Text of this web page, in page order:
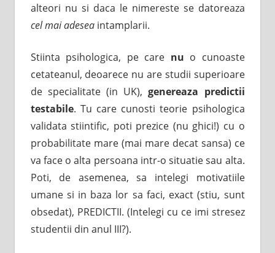
alteori nu si daca le nimereste se datoreaza
cel mai adeseaintamplarii.
Stiinta psihologica, pe care nu o cunoaste
cetateanul, deoarece nu are studii superioare
de specialitate (in UK),genereaza predictii
testabile. Tu care cunosti teorie psihologica
validata stiintific, poti prezice (nu ghici!) cu o
probabilitate mare (mai mare decat sansa) ce
va face o alta persoana intr-o situatie sau alta.
Poti, de asemenea, sa intelegi motivatiile
umane si in baza lor sa faci, exact (stiu, sunt
obsedat), PREDICTII. (Intelegi cu ce imi stresez
studentii din anul III?).